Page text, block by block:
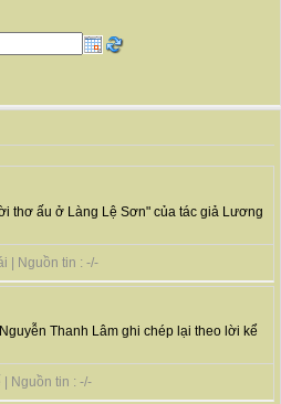
thơ ấu ở Làng Lệ Sơn" của tác giả Lương
| Nguồn tin : -/-
Thanh Lâm ghi chép lại theo lời kể
Nguồn tin : -/-